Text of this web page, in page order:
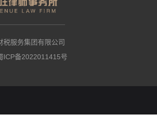
税服务集团有限公司
ICP备2022011415号